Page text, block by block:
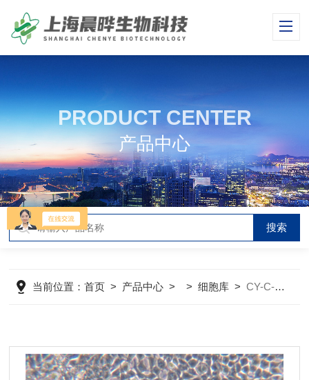
PRODUCT CENTER
产品中心
当前位置：首页 > 产品中心 > >细胞库 >CY-C-H0103人乳腺癌细胞（三阴性）hcc1937